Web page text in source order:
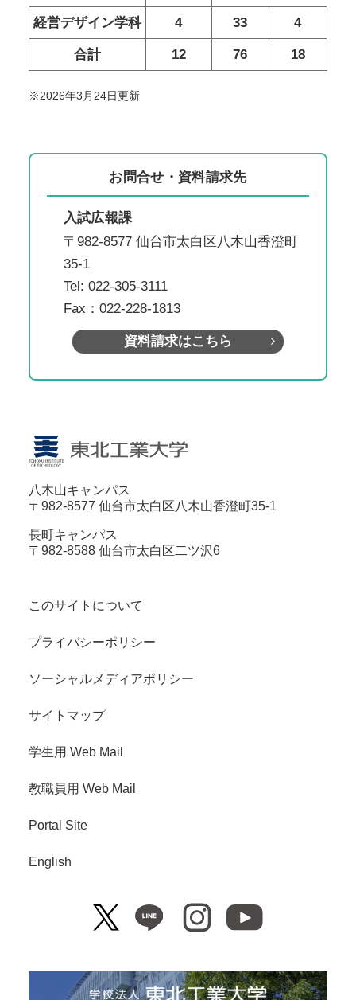
経営デザイン学科 4 33 4
合計 12 76 18
※2026年3月24日更新
お問合せ・資料請求先
入試広報課
〒982-8577 仙台市太白区八木山香澄町
35-1
Tel: 022-305-3111
Fax：022-228-1813
資料請求はこちら
八木山キャンパス
〒982-8577 仙台市太白区八木山香澄町35-1
長町キャンパス
〒982-8588 仙台市太白区二ツ沢6
このサイトについて
プライバシーポリシー
ソーシャルメディアポリシー
サイトマップ
学生用 Web Mail
教職員用 Web Mail
Portal Site
English